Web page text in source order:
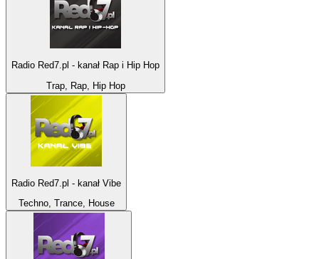
Radio Red7.pl - kanał Rap i Hip Hop
Trap, Rap, Hip Hop
Radio Red7.pl - kanał Vibe
Techno, Trance, House